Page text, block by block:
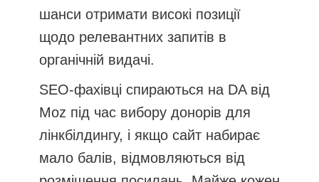
шанси отримати високі позиції
щодо релевантних запитів в
органічній видачі.
SEO-фахівці спираються на DA від
Moz під час вибору донорів для
лінкбілдингу, і якщо сайт набирає
мало балів, відмовляються від